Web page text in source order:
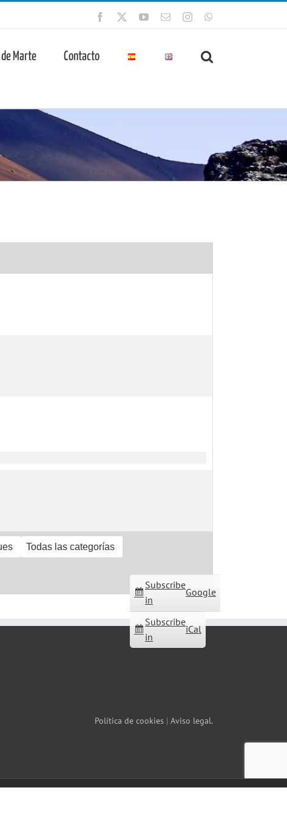
Facebook YouTube
CorreoInstagram
de Marte Contacto
Todas las categorías
Subscribe
in
Google
Subscribe
in
iCal
Política de cookies | Aviso legal.